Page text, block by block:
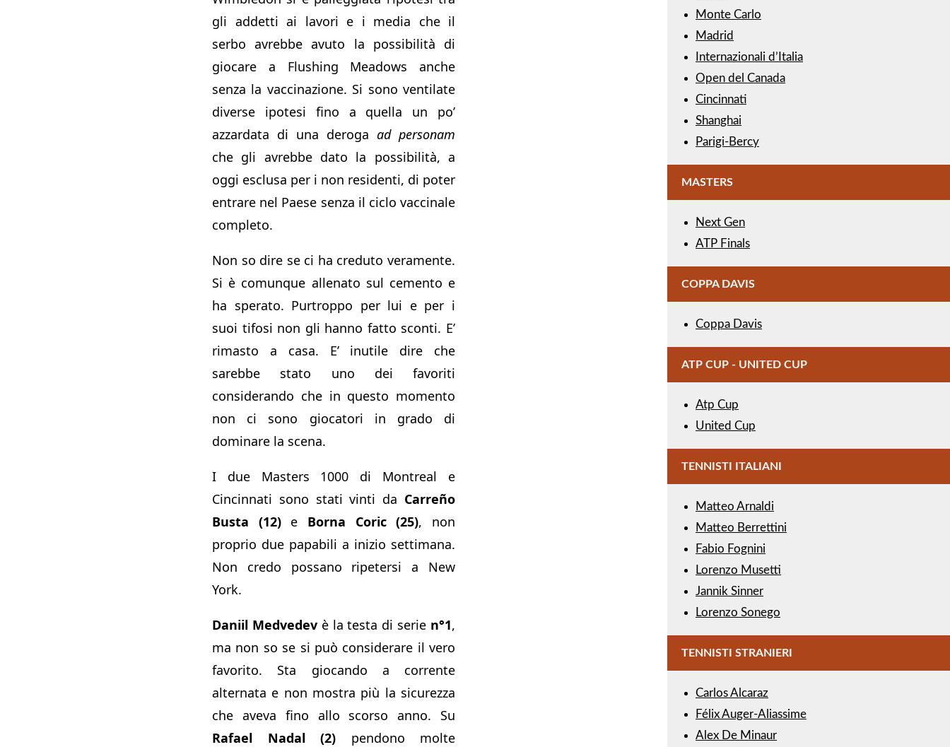
gli addetti ai lavori e i media che il
serbo avrebbe avuto la possibilità di
giocare a Flushing Meadows anche
senza la vaccinazione. Si sono ventilate
diverse ipotesi fino a quella un po’
azzardata di una deroga ad personam
che gli avrebbe dato la possibilità, a
oggi esclusa per i non residenti, di poter
entrare nel Paese senza il ciclo vaccinale
completo.
Non so dire se ci ha creduto veramente.
Si è comunque allenato sul cemento e
ha sperato. Purtroppo per lui e per i
suoi tifosi non gli hanno fatto sconti. E’
rimasto a casa. E’ inutile dire che
sarebbe stato uno dei favoriti
considerando che in questo momento
non ci sono giocatori in grado di
dominare la scena.
I due Masters 1000 di Montreal e
Cincinnati sono stati vinti da Carreño
Busta (12)e Borna Coric (25), non
proprio due papabili a inizio settimana.
Non credo possano ripetersi a New
York.
Daniil Medvedevè la testa di serie n°1,
ma non so se si può considerare il vero
favorito. Sta giocando a corrente
alternata e non mostra più la sicurezza
che aveva fino allo scorso anno. Su
Rafael Nadal (2) pendono molte
Monte Carlo
Madrid
Internazionali d’Italia
Open del Canada
Cincinnati
Shanghai
Parigi-Bercy
MASTERS
Next Gen
ATP Finals
COPPA DAVIS
Coppa Davis
ATP CUP - UNITED CUP
Atp Cup
United Cup
TENNISTI ITALIANI
Matteo Arnaldi
Matteo Berrettini
Fabio Fognini
Lorenzo Musetti
Jannik Sinner
Lorenzo Sonego
TENNISTI STRANIERI
Carlos Alcaraz
Félix Auger-Aliassime
Alex De Minaur